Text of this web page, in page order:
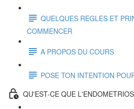
QUELQUES REGLES ET
COMMENCER
A PROPOS DU COURS
POSE TON INTENTION
QU'EST-CE QUE